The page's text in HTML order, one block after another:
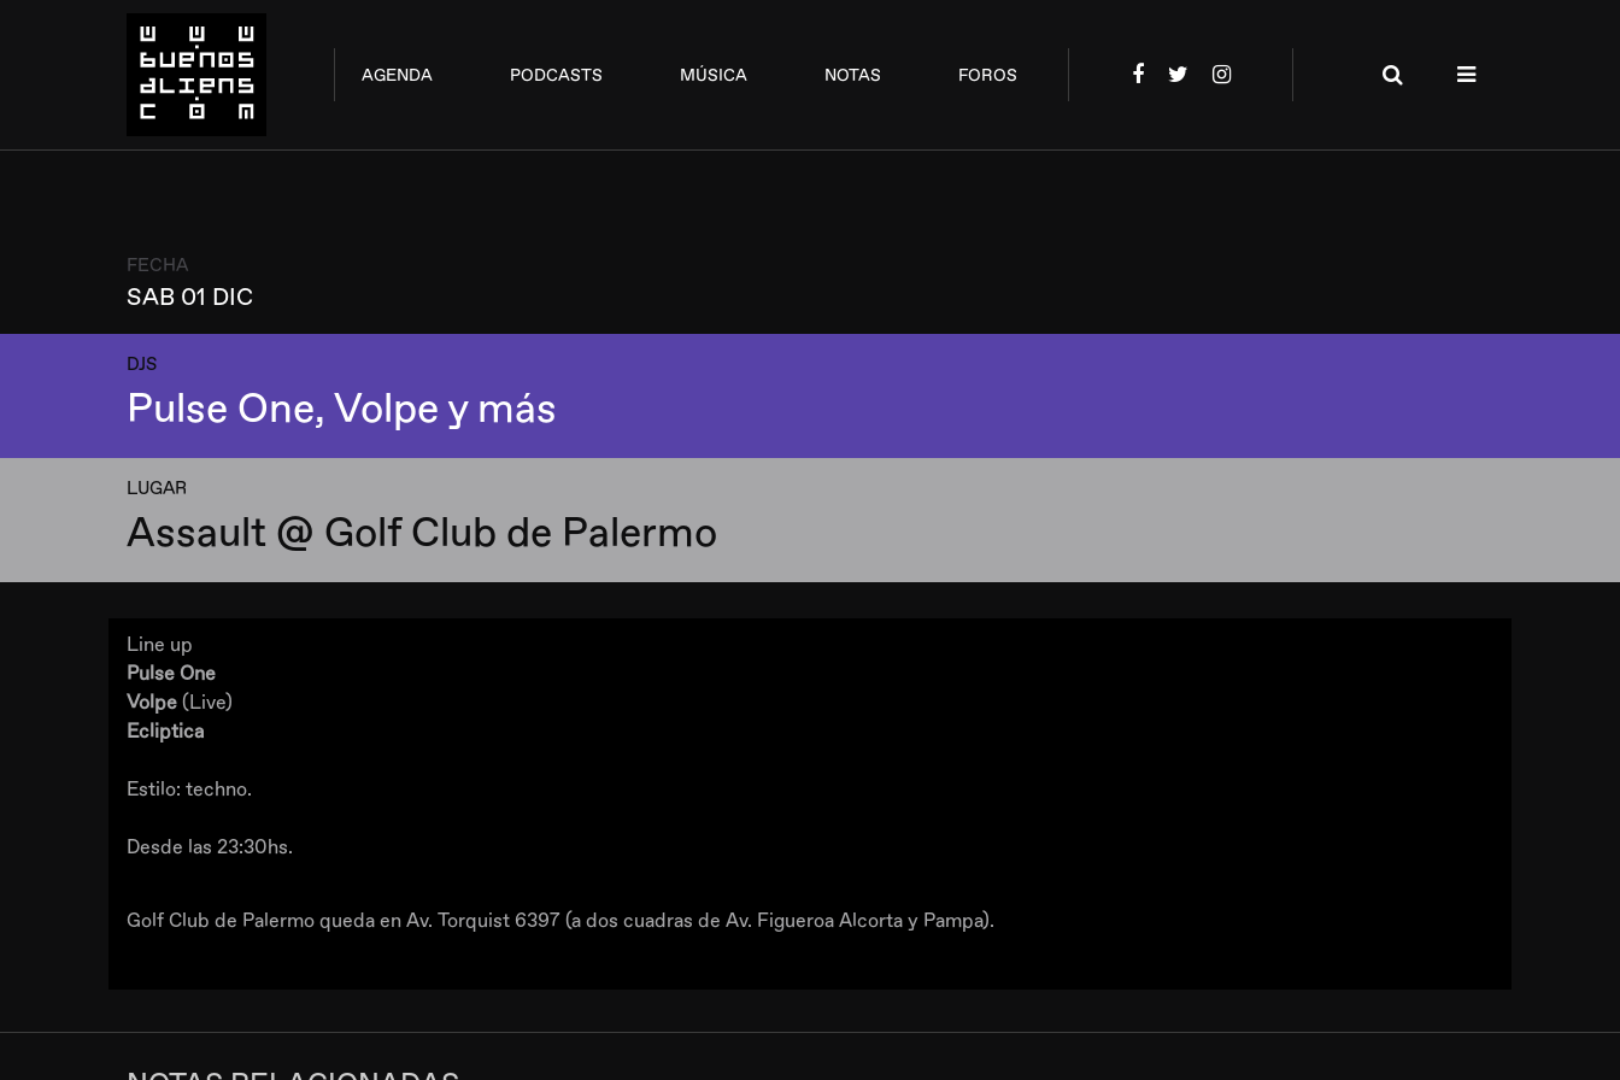
AGENDA PODCASTS MÚSICA NOTAS FOROS
FECHA
SAB 01 DIC
DJS
Pulse One, Volpe y más
LUGAR
Assault @ Golf Club de Palermo
Line up
Pulse One
Volpe (Live)
Ecliptica
Estilo: techno.
Desde las 23:30hs.
Golf Club de Palermo queda en Av. Torquist 6397 (a dos cuadras de Av. Figueroa Alcorta y Pampa).